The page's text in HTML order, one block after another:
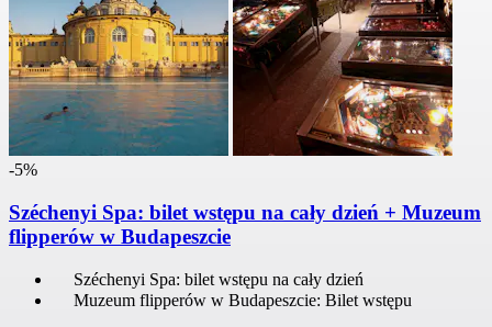
-5%
Széchenyi Spa: bilet wstępu na cały dzień + Muzeum
flipperów w Budapeszcie
Széchenyi Spa: bilet wstępu na cały dzień
Muzeum flipperów w Budapeszcie: Bilet wstępu